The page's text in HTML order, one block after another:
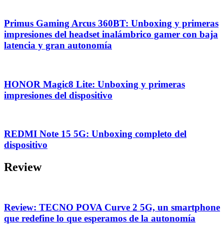
Primus Gaming Arcus 360BT: Unboxing y primeras
impresiones del headset inalámbrico gamer con baja
latencia y gran autonomía
HONOR Magic8 Lite: Unboxing y primeras
impresiones del dispositivo
REDMI Note 15 5G: Unboxing completo del
dispositivo
Review
Review: TECNO POVA Curve 2 5G, un smartphone
que redefine lo que esperamos de la autonomía